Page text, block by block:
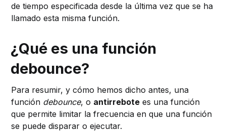
de tiempo especificada desde la última vez que se ha
llamado esta misma función.
¿Qué es una función
debounce?
Para resumir, y cómo hemos dicho antes, una
función debounce, o antirrebote es una función
que permite limitar la frecuencia en que una función
se puede disparar o ejecutar.